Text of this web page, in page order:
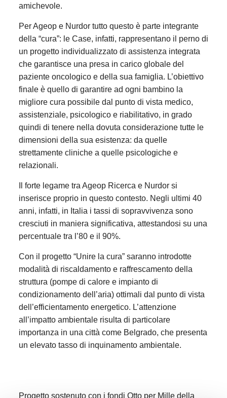
amichevole.
Per Ageop e Nurdor tutto questo è parte integrante
della “cura”: le Case, infatti, rappresentano il perno di
un progetto individualizzato di assistenza integrata
che garantisce una presa in carico globale del
paziente oncologico e della sua famiglia. L’obiettivo
finale è quello di garantire ad ogni bambino la
migliore cura possibile dal punto di vista medico,
assistenziale, psicologico e riabilitativo, in grado
quindi di tenere nella dovuta considerazione tutte le
dimensioni della sua esistenza: da quelle
strettamente cliniche a quelle psicologiche e
relazionali.
Il forte legame tra Ageop Ricerca e Nurdor si
inserisce proprio in questo contesto. Negli ultimi 40
anni, infatti, in Italia i tassi di sopravvivenza sono
cresciuti in maniera significativa, attestandosi su una
percentuale tra l’80 e il 90%.
Con il progetto “Unire la cura” saranno introdotte
modalità di riscaldamento e raffrescamento della
struttura (pompe di calore e impianto di
condizionamento dell’aria) ottimali dal punto di vista
dell’efficientamento energetico. L’attenzione
all’impatto ambientale risulta di particolare
importanza in una città come Belgrado, che presenta
un elevato tasso di inquinamento ambientale.
Progetto sostenuto con i fondi Otto per Mille della